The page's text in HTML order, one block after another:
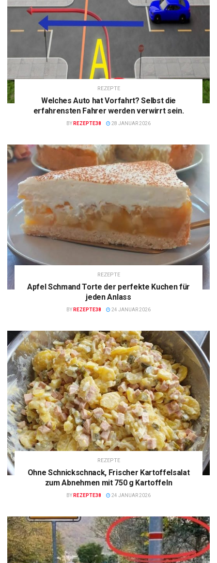
REZEPTE
Welches Auto hat Vorfahrt? Selbst die
erfahrensten Fahrer werden verwirrt sein.
BY REZEPTE38 28 JANUAR 2026
REZEPTE
Apfel Schmand Torte der perfekte Kuchen für
jeden Anlass
BY REZEPTE38 24 JANUAR 2026
REZEPTE
Ohne Schnickschnack, Frischer Kartoffelsalat
zum Abnehmen mit 750 g Kartoffeln
BY REZEPTE38 24 JANUAR 2026